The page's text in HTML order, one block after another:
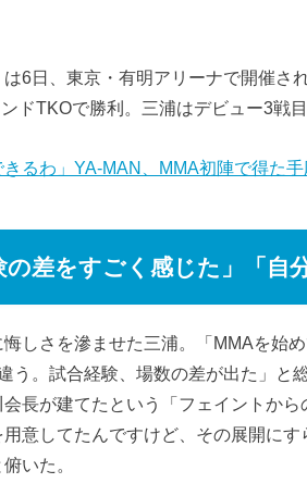
は6日、東京・有明アリーナで開催さ
ドTKOで勝利。三浦はデビュー3戦
るわ」YA-MAN、MMA初陣で得た
の差をすごく感じた」「自
しさを滲ませた三浦。「MMAを始
う。試合経験、場数の差が出た」と
長が建てたという「フェイントか
用意してたんですけど、その展開に
いた。